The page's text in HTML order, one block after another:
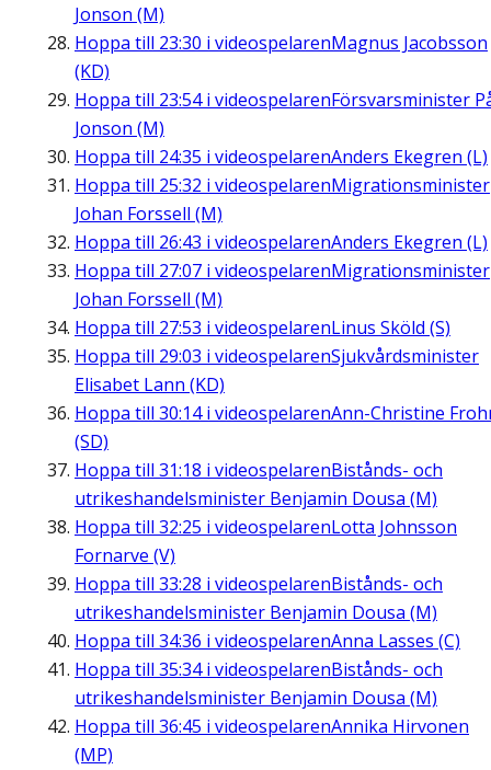
Jonson (M)
Hoppa till 23:30 i videospelarenMagnus Jacobsson
(KD)
Hoppa till 23:54i videospelarenFörsvarsminister
Jonson (M)
Hoppa till 24:35 i videospelarenAnders Ekegren (L)
Hoppa till 25:32 i videospelarenMigrationsminister
Johan Forssell (M)
Hoppa till 26:43 i videospelarenAnders Ekegren (L)
Hoppa till 27:07 i videospelarenMigrationsminister
Johan Forssell (M)
Hoppa till 27:53 i videospelarenLinus Sköld (S)
Hoppa till 29:03 i videospelarenSjukvårdsminister
Elisabet Lann (KD)
Hoppa till 30:14i videospelarenAnn-Christine
(SD)
Hoppa till 31:18 i videospelarenBistånds- och
utrikeshandelsminister Benjamin Dousa (M)
Hoppa till 32:25 i videospelarenLotta Johnsson
Fornarve (V)
Hoppa till 33:28 i videospelarenBistånds- och
utrikeshandelsminister Benjamin Dousa (M)
Hoppa till 34:36 i videospelarenAnna Lasses (C)
Hoppa till 35:34i videospelarenBistånds- och
utrikeshandelsminister Benjamin Dousa (M)
Hoppa till 36:45 i videospelarenAnnika Hirvonen
(MP)